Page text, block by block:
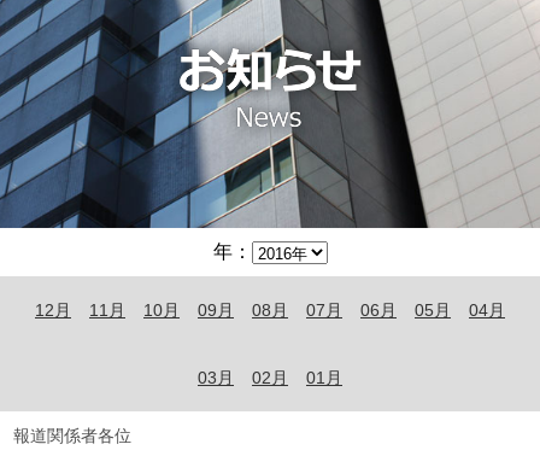
年：
12月 11月 10月 09月 08月 07月 06月 05月 04月
03月 02月 01月
報道関係者各位